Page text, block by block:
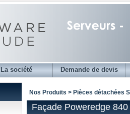
La société Demande de devis
Nos Produits > Pièces détachées
Façade Poweredge